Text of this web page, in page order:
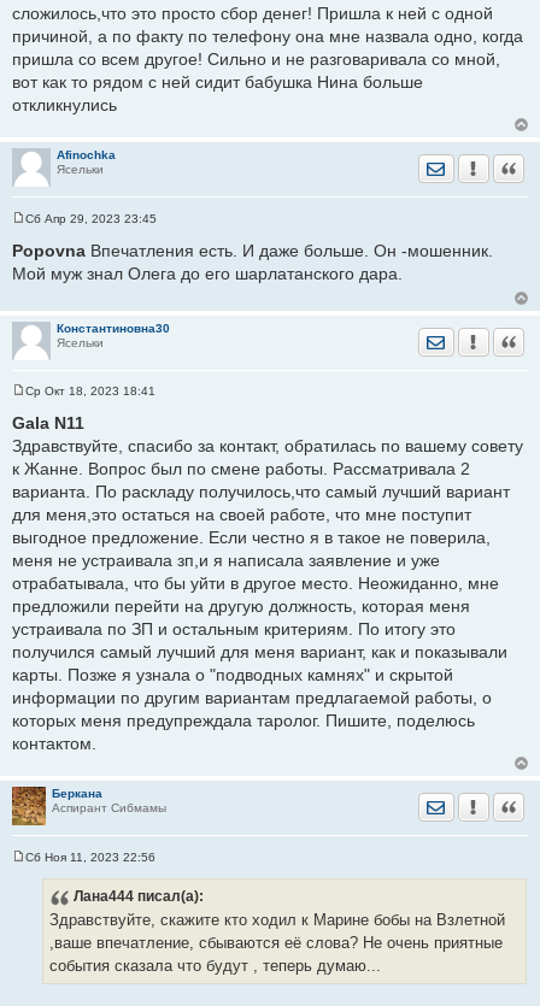
е
сложилось,что это просто сбор денег! Пришла к ней с одной
причиной, а по факту по телефону она мне назвала одно, когда
пришла со всем другое! Сильно и не разговаривала со мной,
вот как то рядом с ней сидит бабушка Нина больше
откликнулись
Afinochka
Ясельки
Отправить
о
б
и
е
Сб Апр 29, 2023 23:45
Popovna Впечатления есть. И даже больше. Он -мошенник.
Мой муж знал Олега до его шарлатанского дара.
Константиновна30
Ясельки
Отправить
о
б
щ
е
н
и
е
Ср Окт 18, 2023 18:41
Gala N11
Здравствуйте, спасибо за контакт, обратилась по вашему совету
к Жанне. Вопрос был по смене работы. Рассматривала 2
варианта. По раскладу получилось,что самый лучший вариант
для меня,это остаться на своей работе, что мне поступит
выгодное предложение. Если честно я в такое не поверила,
меня не устраивала зп,и я написала заявление и уже
отрабатывала, что бы уйти в другое место. Неожиданно, мне
предложили перейти на другую должность, которая меня
устраивала по ЗП и остальным критериям. По итогу это
получился самый лучший для меня вариант, как и показывали
карты. Позже я узнала о "подводных камнях" и скрытой
информации по другим вариантам предлагаемой работы, о
которых меня предупреждала таролог. Пишите, поделюсь
контактом.
Беркана
Аспирант Сибмамы
Отправить
Сб Ноя 11, 2023 22:56
Лана444 писал(а):
Здравствуйте, скажите кто ходил к Марине бобы на Взлетной
,ваше впечатление, сбываются её слова? Не очень приятные
события сказала что будут , теперь думаю...